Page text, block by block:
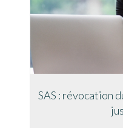
SAS : révocation